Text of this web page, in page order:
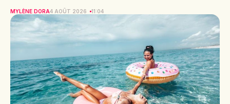
MYLÈNE DORA4 AOÛT 2026 11:04